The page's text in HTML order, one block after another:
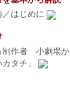
はじめに
制作者 小劇場か
タチ」